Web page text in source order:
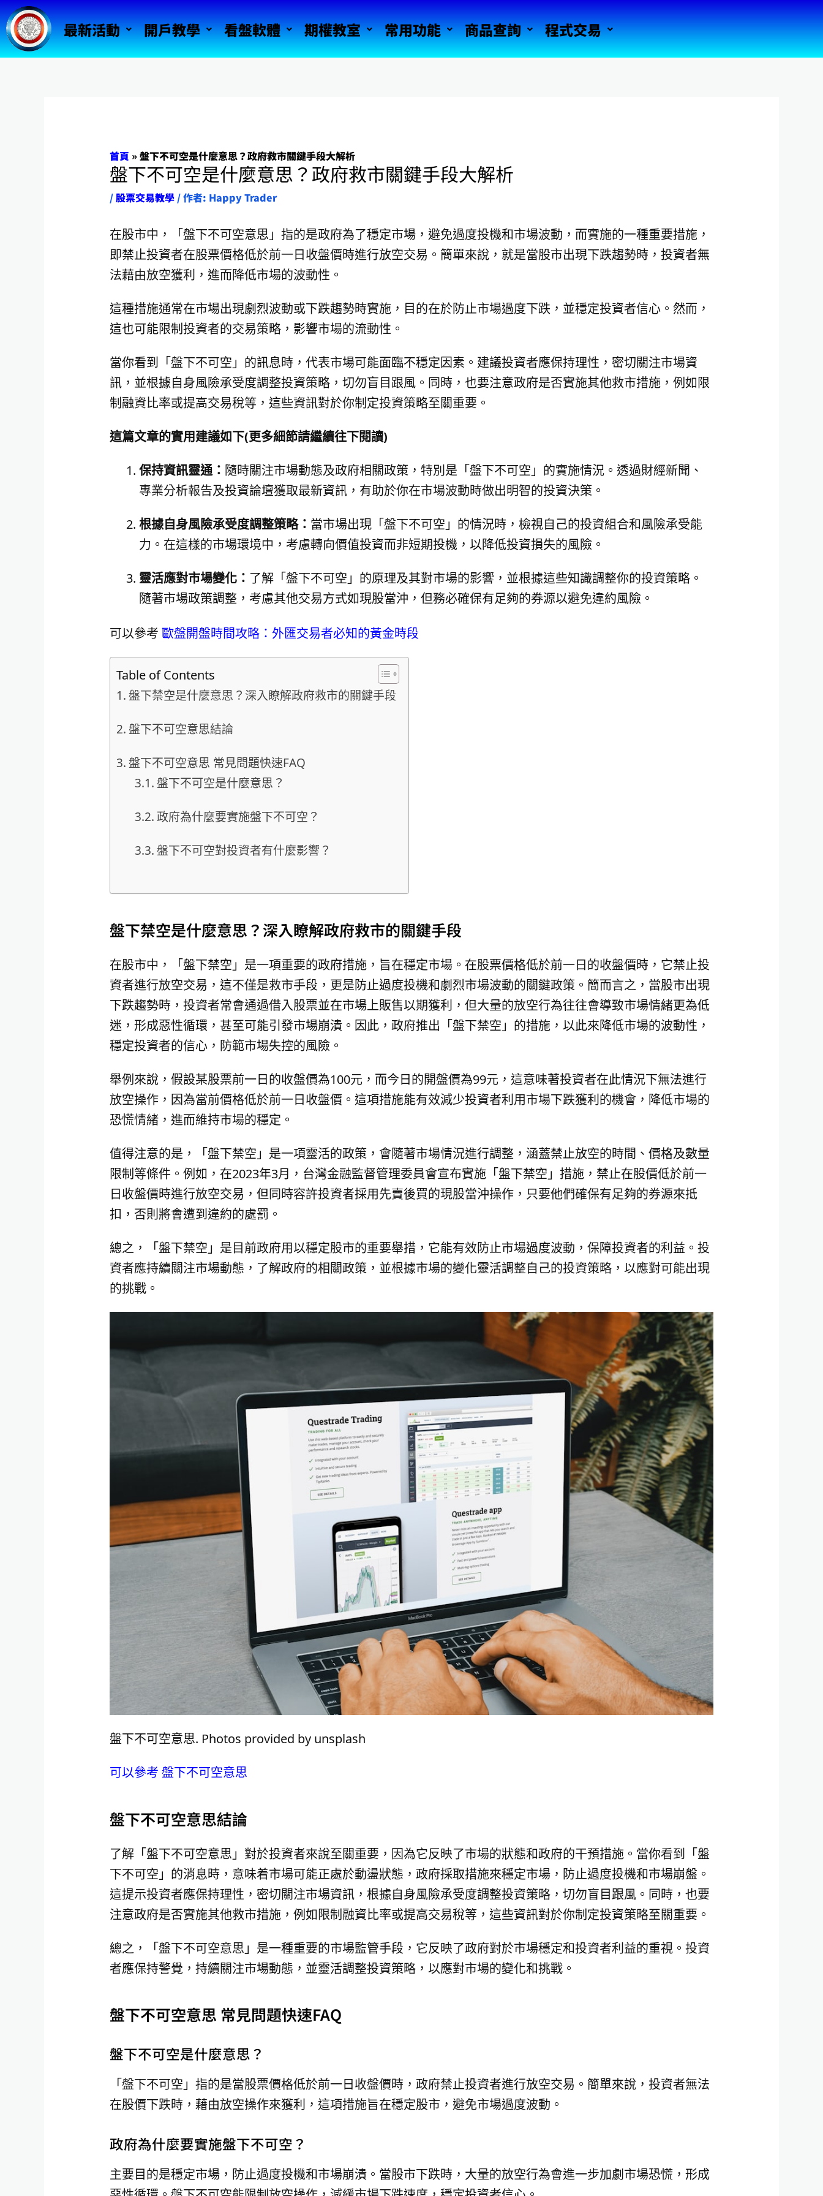
跳
至
主
最新活動 開戶教學 看盤軟體 期權教室 常用功能 商品查詢 程式交易
首頁 » 盤下不可空是什麼意思？政府救市關鍵手段大解析
盤下不可空是什麼意思？政府救市關鍵手段大解析
/股票交易教學/ 作者: Happy Trader
在股市中，「盤下不可空意思」指的是政府為了穩定市場，避免過度投機和市場波動，而實施的一種重要措施，
即禁止投資者在股票價格低於前一日收盤價時進行放空交易。簡單來說，就是當股市出現下跌趨勢時，投資者無
法藉由放空獲利，進而降低市場的波動性。
這種措施通常在市場出現劇烈波動或下跌趨勢時實施，目的在於防止市場過度下跌，並穩定投資者信心。然而，
這也可能限制投資者的交易策略，影響市場的流動性。
當你看到「盤下不可空」的訊息時，代表市場可能面臨不穩定因素。建議投資者應保持理性，密切關注市場資
訊，並根據自身風險承受度調整投資策略，切勿盲目跟風。同時，也要注意政府是否實施其他救市措施，例如限
制融資比率或提高交易稅等，這些資訊對於你制定投資策略至關重要。
這篇文章的實用建議如下(更多細節請繼續往下閱讀)
保持資訊靈通： 隨時關注市場動態及政府相關政策，特別是「盤下不可空」的實施情況。透過財經新聞、
專業分析報告及投資論壇獲取最新資訊，有助於你在市場波動時做出明智的投資決策。
根據自身風險承受度調整策略： 當市場出現「盤下不可空」的情況時，檢視自己的投資組合和風險承受能
力。在這樣的市場環境中，考慮轉向價值投資而非短期投機，以降低投資損失的風險。
靈活應對市場變化： 了解「盤下不可空」的原理及其對市場的影響，並根據這些知識調整你的投資策略。
隨著市場政策調整，考慮其他交易方式如現股當沖，但務必確保有足夠的券源以避免違約風險。
可以參考 歐盤開盤時間攻略：外匯交易者必知的黃金時段
Table of Contents
盤下禁空是什麼意思？深入瞭解政府救市的關鍵手段
盤下不可空意思結論
盤下不可空意思 常見問題快速FAQ
盤下不可空是什麼意思？
政府為什麼要實施盤下不可空？
盤下不可空對投資者有什麼影響？
盤下禁空是什麼意思？深入瞭解政府救市的關鍵手段
在股市中，「盤下禁空」是一項重要的政府措施，旨在穩定市場。在股票價格低於前一日的收盤價時，它禁止投
資者進行放空交易，這不僅是救市手段，更是防止過度投機和劇烈市場波動的關鍵政策。簡而言之，當股市出現
下跌趨勢時，投資者常會通過借入股票並在市場上販售以期獲利，但大量的放空行為往往會導致市場情緒更為低
迷，形成惡性循環，甚至可能引發市場崩潰。因此，政府推出「盤下禁空」的措施，以此來降低市場的波動性，
穩定投資者的信心，防範市場失控的風險。
舉例來說，假設某股票前一日的收盤價為100元，而今日的開盤價為99元，這意味著投資者在此情況下無法進行
放空操作，因為當前價格低於前一日收盤價。這項措施能有效減少投資者利用市場下跌獲利的機會，降低市場的
恐慌情緒，進而維持市場的穩定。
值得注意的是，「盤下禁空」是一項靈活的政策，會隨著市場情況進行調整，涵蓋禁止放空的時間、價格及數量
限制等條件。例如，在2023年3月，台灣金融監督管理委員會宣布實施「盤下禁空」措施，禁止在股價低於前一
日收盤價時進行放空交易，但同時容許投資者採用先賣後買的現股當沖操作，只要他們確保有足夠的券源來抵
扣，否則將會遭到違約的處罰。
總之，「盤下禁空」是目前政府用以穩定股市的重要舉措，它能有效防止市場過度波動，保障投資者的利益。投
資者應持續關注市場動態，了解政府的相關政策，並根據市場的變化靈活調整自己的投資策略，以應對可能出現
的挑戰。
盤下不可空意思. Photos provided by unsplash
可以參考 盤下不可空意思
盤下不可空意思結論
了解「盤下不可空意思」對於投資者來說至關重要，因為它反映了市場的狀態和政府的干預措施。當你看到「盤
下不可空」的消息時，意味着市場可能正處於動盪狀態，政府採取措施來穩定市場，防止過度投機和市場崩盤。
這提示投資者應保持理性，密切關注市場資訊，根據自身風險承受度調整投資策略，切勿盲目跟風。同時，也要
注意政府是否實施其他救市措施，例如限制融資比率或提高交易稅等，這些資訊對於你制定投資策略至關重要。
總之，「盤下不可空意思」是一種重要的市場監管手段，它反映了政府對於市場穩定和投資者利益的重視。投資
者應保持警覺，持續關注市場動態，並靈活調整投資策略，以應對市場的變化和挑戰。
盤下不可空意思 常見問題快速FAQ
盤下不可空是什麼意思？
「盤下不可空」指的是當股票價格低於前一日收盤價時，政府禁止投資者進行放空交易。簡單來說，投資者無法
在股價下跌時，藉由放空操作來獲利，這項措施旨在穩定股市，避免市場過度波動。
政府為什麼要實施盤下不可空？
主要目的是穩定市場，防止過度投機和市場崩潰。當股市下跌時，大量的放空行為會進一步加劇市場恐慌，形成